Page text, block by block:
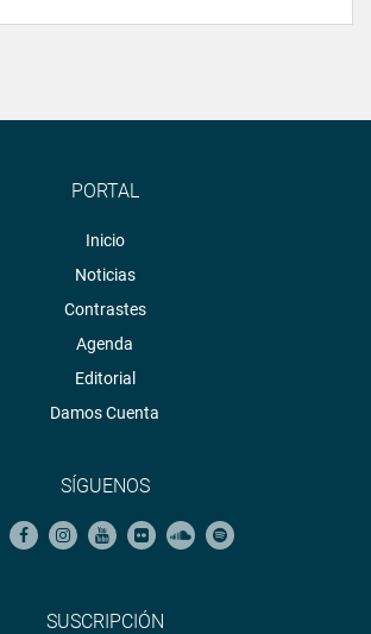
PORTAL
Inicio
Noticias
Contrastes
Agenda
Editorial
Damos Cuenta
SÍGUENOS
SUSCRIPCIÓN